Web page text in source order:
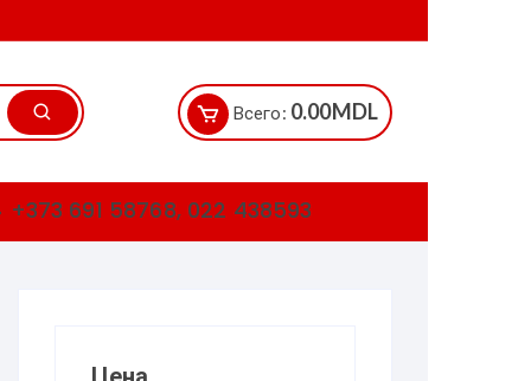
Всего: 0.00MDL
+373 691 58768, 022 438593